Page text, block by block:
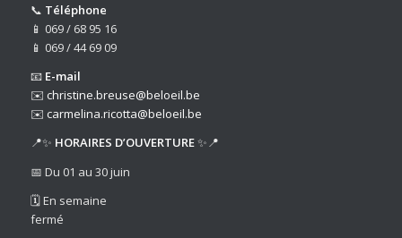
📞 Téléphone
📱 069 / 68 95 16
📱 069 / 44 69 09
📧 E-mail
✉️ christine.breuse@beloeil.be
✉️ carmelina.ricotta@beloeil.be
📍✨ HORAIRES D’OUVERTURE✨📍
📅 Du 01 au 30 juin
🗓️ En semaine
fermé